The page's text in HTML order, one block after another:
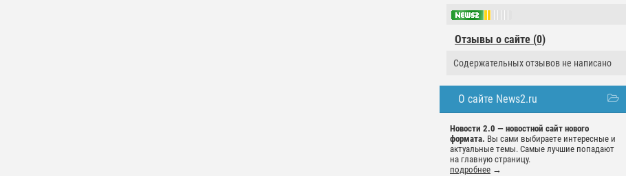
Отзывы о сайте (0)
Содержательных отзывов не написано
О сайте News2.ru
Новости 2.0 — новостной сайт нового
формата. Вы сами выбираете интересные и
актуальные темы. Самые лучшие попадают
на главную страницу.
подробнее →